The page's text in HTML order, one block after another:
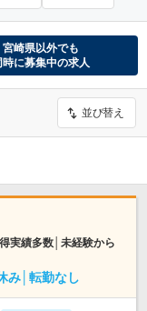
宮崎県以外でも
時に募集中の求人
並び替え
実績多数│未経験から
み│転勤なし